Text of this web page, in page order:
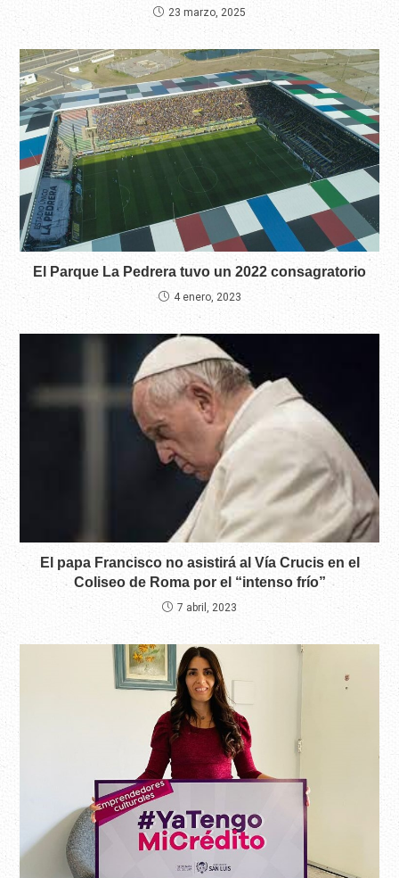
23 marzo, 2025
El Parque La Pedrera tuvo un 2022 consagratorio
4 enero, 2023
El papa Francisco no asistirá al Vía Crucis en el
Coliseo de Roma por el “intenso frío”
7 abril, 2023